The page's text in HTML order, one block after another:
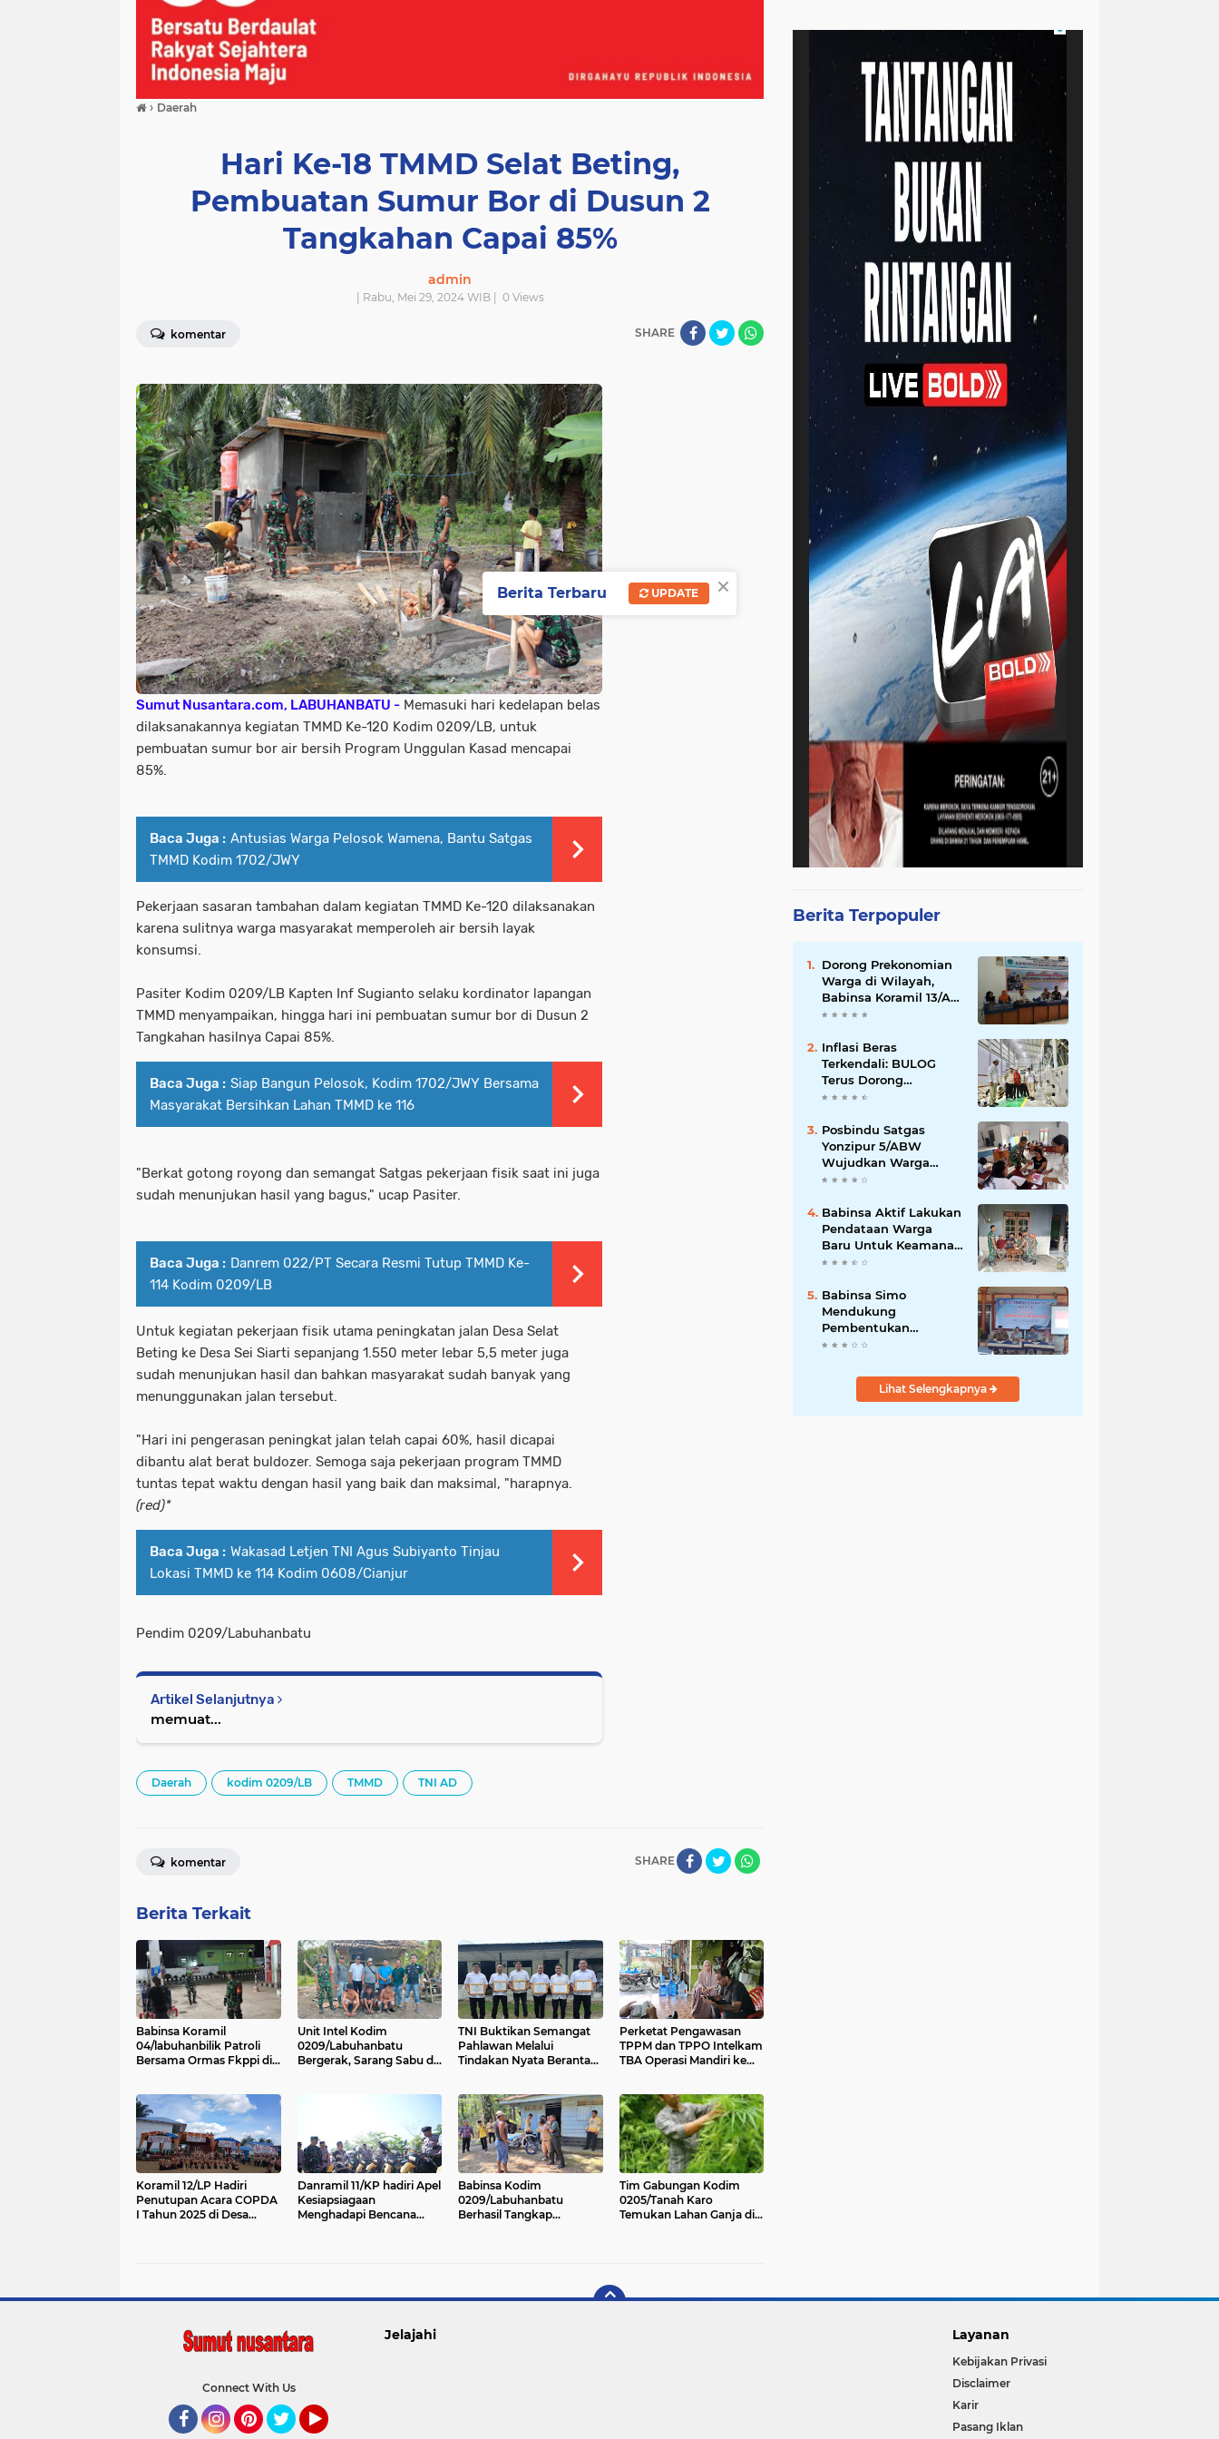
› Daerah
Hari Ke-18 TMMD Selat Beting,
Pembuatan Sumur Bor di Dusun 2
Tangkahan Capai 85%
admin
| Rabu, Mei 29, 2024 WIB | 0Views
komentar SHARE
Sumut Nusantara.com, LABUHANBATU - Memasuki hari kedelapan belas
dilaksanakannya kegiatan TMMD Ke-120 Kodim 0209/LB, untuk
pembuatan sumur bor air bersih Program Unggulan Kasad mencapai
85%.
Baca Juga : Antusias Warga Pelosok Wamena, Bantu Satgas
TMMD Kodim 1702/JWY
Pekerjaan sasaran tambahan dalam kegiatan TMMD Ke-120 dilaksanakan
karena sulitnya warga masyarakat memperoleh air bersih layak
konsumsi.
Pasiter Kodim 0209/LB Kapten Inf Sugianto selaku kordinator lapangan
TMMD menyampaikan, hingga hari ini pembuatan sumur bor di Dusun 2
Tangkahan hasilnya Capai 85%.
Baca Juga : Siap Bangun Pelosok, Kodim 1702/JWY Bersama
Masyarakat Bersihkan Lahan TMMD ke 116
"Berkat gotong royong dan semangat Satgas pekerjaan fisik saat ini juga
sudah menunjukan hasil yang bagus," ucap Pasiter.
Baca Juga : Danrem 022/PT Secara Resmi Tutup TMMD Ke-
114 Kodim 0209/LB
Untuk kegiatan pekerjaan fisik utama peningkatan jalan Desa Selat
Beting ke Desa Sei Siarti sepanjang 1.550 meter lebar 5,5 meter juga
sudah menunjukan hasil dan bahkan masyarakat sudah banyak yang
menunggunakan jalan tersebut.
"Hari ini pengerasan peningkat jalan telah capai 60%, hasil dicapai
dibantu alat berat buldozer. Semoga saja pekerjaan program TMMD
tuntas tepat waktu dengan hasil yang baik dan maksimal, "harapnya.
(red)*
Baca Juga : Wakasad Letjen TNI Agus Subiyanto Tinjau
Lokasi TMMD ke 114 Kodim 0608/Cianjur
Pendim 0209/Labuhanbatu
Artikel Selanjutnya
memuat...
Daerah kodim 0209/LB TMMD TNI AD
SHARE
komentar
Berita Terkait
Babinsa Koramil
04/labuhanbilik Patroli
Bersama Ormas Fkppi di
Unit Intel Kodim
0209/Labuhanbatu
Bergerak, Sarang Sabu di
TNI Buktikan Semangat
Pahlawan Melalui
Tindakan Nyata Berantas
Perketat Pengawasan
TPPM dan TPPO Intelkam
TBA Operasi Mandiri ke
Koramil 12/LP Hadiri
Penutupan Acara COPDA
I Tahun 2025 di Desa
Danramil 11/KP hadiri Apel
Kesiapsiagaan
Menghadapi Bencana
Babinsa Kodim
0209/Labuhanbatu
Berhasil Tangkap
Tim Gabungan Kodim
0205/Tanah Karo
Temukan Lahan Ganja di
Berita Terpopuler
Dorong Prekonomian
Warga di Wilayah,
Babinsa Koramil 13/AN
Gandeng Kaum Ibu
Menjahit
Inflasi Beras
Terkendali: BULOG
Terus Dorong
Perluasan Jaringan
Turun di Ratusan
Daerah
Posbindu Satgas
Yonzipur 5/ABW
Wujudkan Warga
Sehat Hidup Bahagia
Babinsa Aktif Lakukan
Pendataan Warga
Baru Untuk Keamanan
dan Kesejahteraan
Babinsa Simo
Mendukung
Pembentukan
Koperasi Merah Putih
Lihat Selengkapnya
Connect With Us
Jelajahi Layanan
Kebijakan Privasi
Disclaimer
Karir
Pasang Iklan
×
Berita Terbaru UPDATE